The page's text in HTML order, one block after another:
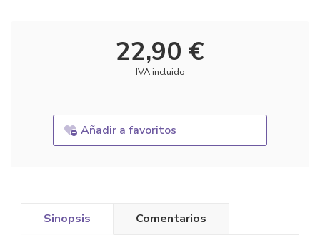
22,90 €
IVA incluido
Añadir a favoritos
Sinopsis Comentarios